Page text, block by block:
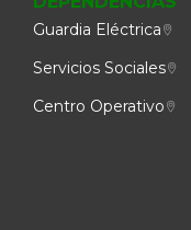
Guardia Eléctrica
Servicios Sociales
Centro Operativo